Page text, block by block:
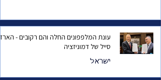
עונת המלפפונים החלה והם רקובים -
סייל של דמוניזציה
ישראל